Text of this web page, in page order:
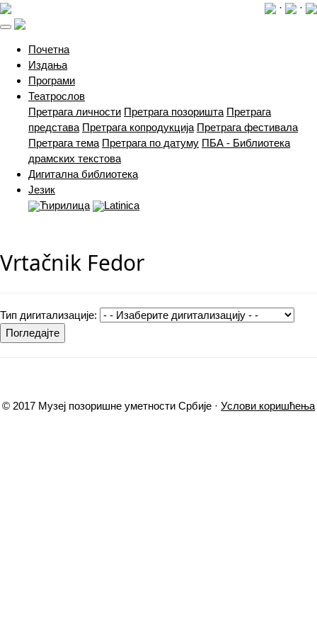
· ·
Почетна(current)
Издања
Програми
Театрослов
Претрага личности Претрага позоришта Претрага
представа Претрага копродукција Претрага фестивала
Претрага тема Претрага по датуму ПБА - Библиотека
драмских текстова
Дигитална библиотека
Језик
Ћирилица
Latinica
Vrtačnik Fedor
Тип дигитализације:
Погледајте
© 2017 Музеј позоришне уметности Србије · Услови коришћења